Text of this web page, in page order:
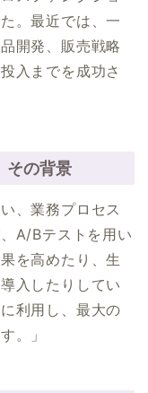
。最近では、一
開発、販売戦略
入までを成功さ
その背景
、業務プロセス
A/Bテストを用い
を高めたり、生
入したりしてい
利用し、最大の
。」